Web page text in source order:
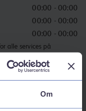
Om
00:00 - 00:00
00:00 - 00:00
00:00 - 00:00
alle services på